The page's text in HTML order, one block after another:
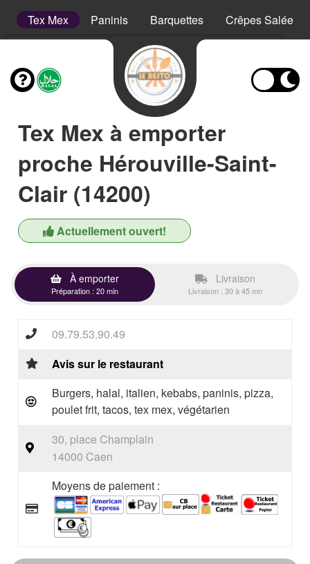
Tex Mex Paninis Barquettes Crêpes Salées
Tex Mex à emporter
proche Hérouville-Saint-
Clair (14200)
Actuellement ouvert!
À emporter
Préparation : 20 min
Livraison
Livraison : 30 à 45 mn
09.79.53.90.49
Avis sur le restaurant
Burgers, halal, italien, kebabs, paninis, pizza,
poulet frit, tacos, tex mex, végétarien
30, place Champlain
14000 Caen
Moyens de paiement :